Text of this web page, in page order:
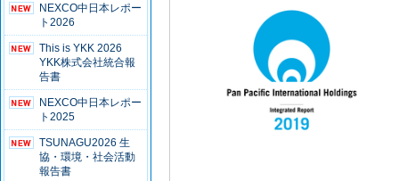
NEXCO中日本レポー
ト2026
This is YKK 2026
YKK株式会社統合報
告書
NEXCO中日本レポー
ト2025
TSUNAGU2026 生
協・環境・社会活動
報告書